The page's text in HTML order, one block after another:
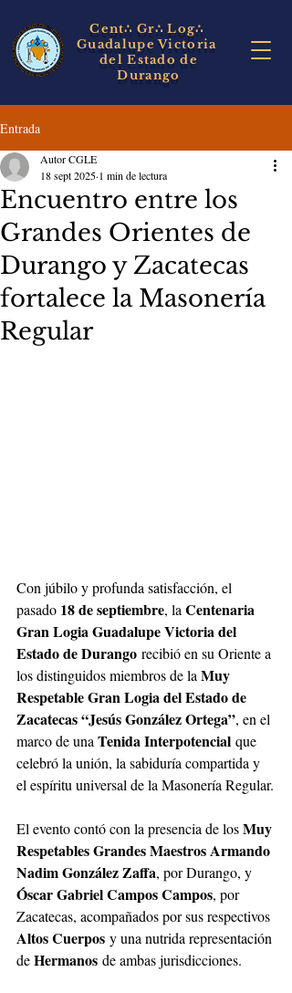
Cent∴ Gr∴Log∴
Guadalupe Victoria
del Estado de
Durango
Entrada
Encuentro entre los
Grandes Orientes de
Durango y Zacatecas
fortalece la Masonería
Regular
Autor CGLE
18 sept 2025 1 min de lectura
Con júbilo y profunda satisfacción, el
pasado 18 de septiembre, la Centenaria
Gran Logia Guadalupe Victoria del
Estado de Durango recibió en su Oriente a
los distinguidos miembros de la Muy
Respetable Gran Logia del Estado de
Zacatecas “Jesús González Ortega”, en el
marco de una Tenida Interpotencial que
celebró la unión, la sabiduría compartida y
el espíritu universal de la Masonería Regular.
El evento contó con la presencia de los Muy
Respetables Grandes Maestros Armando
Nadim González Zaffa, por Durango, y
Óscar Gabriel Campos Campos, por
Zacatecas, acompañados por sus respectivos
Altos Cuerpos y una nutrida representación
de Hermanos de ambas jurisdicciones.